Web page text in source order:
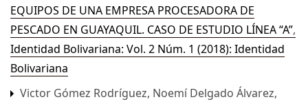
EQUIPOS DE UNA EMPRESA PROCESADORA DE
PESCADO EN GUAYAQUIL. CASO DE ESTUDIO LÍNEA “A”,
Identidad Bolivariana: Vol. 2 Núm. 1 (2018): Identidad
Bolivariana
Victor Gómez Rodríguez, Noemí Delgado Álvarez,